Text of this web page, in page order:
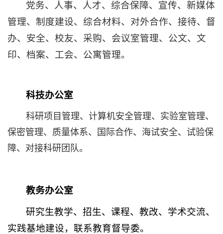
党务、人事、人才、综合保障、宣传、新媒体
管理、 制度建设、综合材料、对外合作、接待、督
办、安全、校友、采购、会议室管理、公文、文
印、档案、工会、公寓管理。
科技办公室
科研项目管理、计算机安全管理、实验室管理、
保密管理、质量体系、国际合作、海试安全、试验保
障、对接科研团 队。
教务办公室
研究生教学、招生、课程、教改、学术交流、
实践基地建设，联系教育督导委。